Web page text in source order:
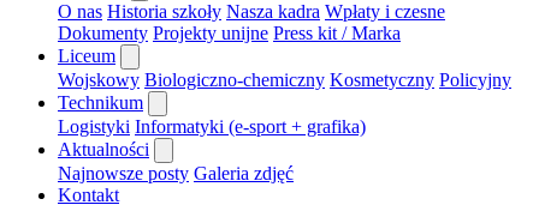
O nas Historia szkoły Nasza kadra Wpłaty i czesne
Dokumenty Projekty unijne Press kit / Marka
Liceum
Wojskowy Biologiczno-chemiczny Kosmetyczny Policyjny
Technikum
Logistyki Informatyki (e-sport + grafika)
Aktualności
Najnowsze posty Galeria zdjęć
Kontakt